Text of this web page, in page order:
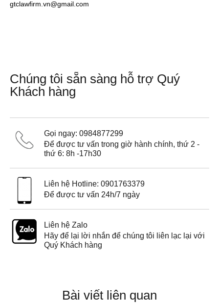
gtclawfirm.vn@gmail.com
Chúng tôi sẵn sàng hỗ trợ Quý
Khách hàng
Gọi ngay: 0984877299
Để được tư vấn trong giờ hành chính, thứ 2 -
thứ 6: 8h -17h30
Liên hệ Hotline: 0901763379
Để được tư vấn 24h/7 ngày
Liên hệ Zalo
Hãy để lại lời nhắn để chúng tôi liên lạc lại với
Quý Khách hàng
Bài viết liên quan